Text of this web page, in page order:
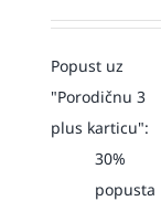
Popust uz
"Porodičnu 3
plus karticu":
30%
popusta